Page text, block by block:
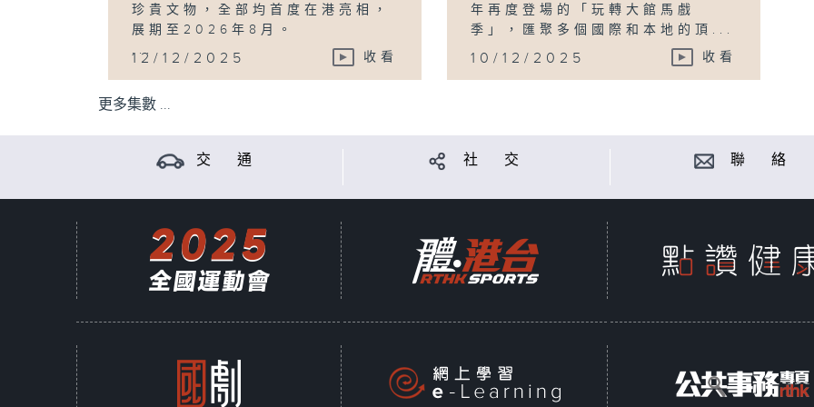
珍貴文物，全部均首度在港亮相，
展期至2026年8月。
...
12/12/2025 收看
年再度登場的「玩轉大館馬戲
季」，匯聚多個國際和本地的頂...
10/12/2025 收看
更多集數 ...
交 通 社 交 聯 絡